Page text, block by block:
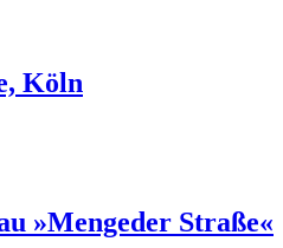
Köln
»Mengeder Straße«